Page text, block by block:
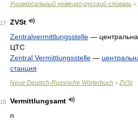
Универсальный немецко-русский словарь >
17
ZVSt
Zentralvermittlungsstelle —
ЦТС
Zentral Vermittlungsstelle —
станция
Neue Deutsch-Russische Wörterbuch > ZVSt
18
Vermittlungsamt
n